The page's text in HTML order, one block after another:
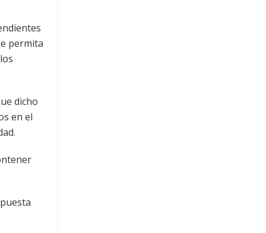
permita
dicho
en el